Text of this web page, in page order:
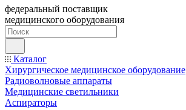
федеральный поставщик
медицинского оборудования
Каталог
Хирургическое медицинское оборудование
Радиоволновые аппараты
Медицинские светильники
Аспираторы